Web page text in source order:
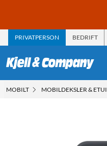
PRIVATPERSON BEDRIFT
MOBILT MOBILDEKSLER & ETUI